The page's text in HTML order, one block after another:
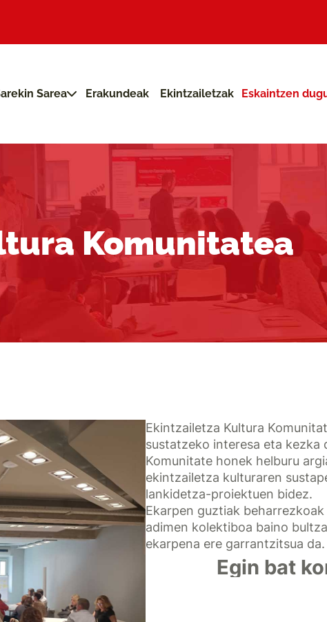
Sarea Erakundeak Ekintzailetzak Eskaintzen
Komunitatea
Ekintzailetza Kultura
sustatzeko interesa eta kezka
Komunitate honek helburu
ekintzailetza kulturaren
lankidetza-proiektuen bidez.
Ekarpen guztiak
adimen kolektiboa baino
ekarpena ere garrantzitsua da.
Egin bat